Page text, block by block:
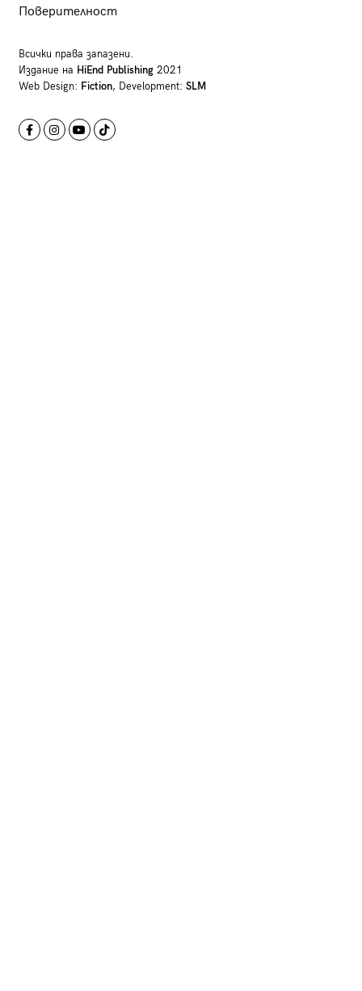
Поверителност
Всички права запазени.
Издание на HiEnd Publishing2021
Web Design: Fiction, Development: SLM